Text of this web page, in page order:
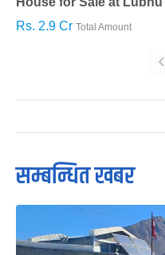
Rs. 2.9 Cr Total Amount
‹
सम्बन्धित खबर